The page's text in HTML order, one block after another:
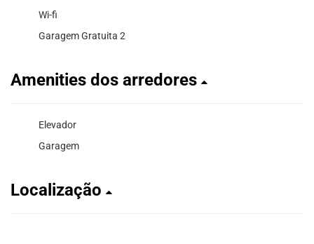
Wi-fi
Garagem Gratuita 2
Amenities dos arredores
Elevador
Garagem
Localização